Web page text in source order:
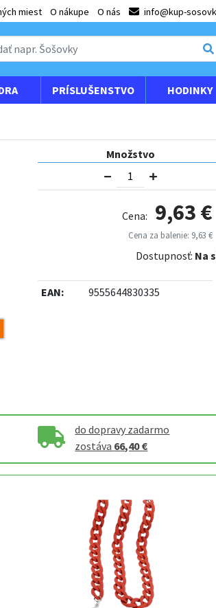
miest O nákupe O nás info@kup-
PRÍSLUŠENSTVO HODINKY
Množstvo
Cena: 9,63 €
Cena za balenie: 9,63 €
Dostupnosť: Na
EAN: 9555644830335
do dopravy zadarmo
zostáva 66,40 €